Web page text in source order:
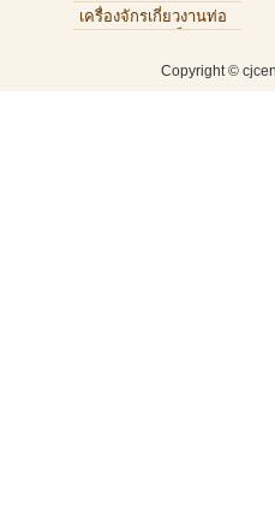
เครื่องจักรเกี่ยวงานท่อ
Copyright ©